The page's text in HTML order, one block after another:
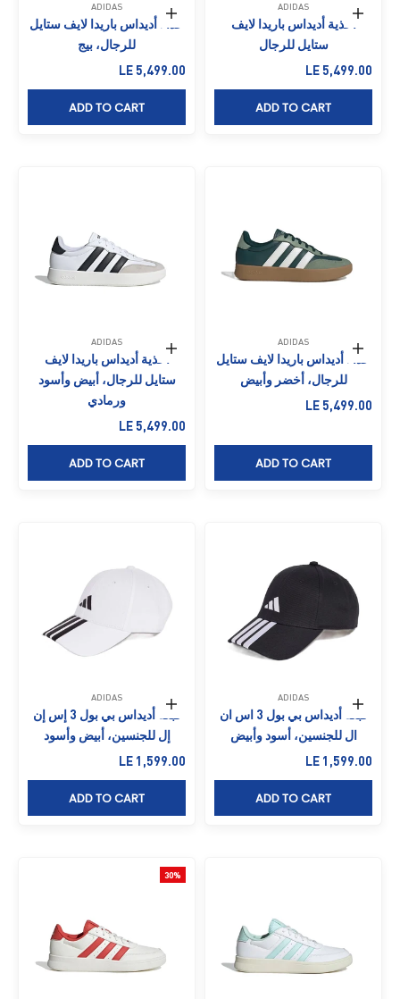
حدِّد الخيارات
ADIDAS
أحذية أديداس باريدا لايف
ستايل للرجال
السعر بعد الخصم
LE 5,499.00
ADD TO CART
حدِّد الخيارات
ADIDAS
حذاء أديداس باريدا لايف ستايل
للرجال، بيج
السعر بعد الخصم
LE 5,499.00
ADD TO CART
حدِّد الخيارات
ADIDAS
حذاء أديداس باريدا لايف ستايل
للرجال، أخضر وأبيض
السعر بعد الخصم
LE 5,499.00
ADD TO CART
حدِّد الخيارات
ADIDAS
أحذية أديداس باريدا لايف
ستايل للرجال، أبيض وأسود
ورمادي
السعر بعد الخصم
LE 5,499.00
ADD TO CART
إضافة إلى السلة
ADIDAS
قبعة أديداس بي بول 3 اس ان
ال للجنسين، أسود وأبيض
السعر بعد الخصم
LE 1,599.00
ADD TO CART
إضافة إلى السلة
ADIDAS
قبعة أديداس بي بول 3 إس إن
إل للجنسين، أبيض وأسود
السعر بعد الخصم
LE 1,599.00
ADD TO CART
30%